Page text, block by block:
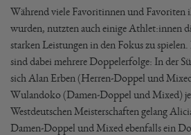
Während viele Favoritinnen und Favoriten
wurden, nutzten auch einige Athlet:innen
starken Leistungen in den Fokus zu spielen.
sind dabei mehrere Doppelerfolge: In der
sich Alan Erben (Herren-Doppel und
Wulandoko (Damen-Doppel und Mixed)
Westdeutschen Meisterschaften gelang
Damen-Doppel und Mixed ebenfalls ein